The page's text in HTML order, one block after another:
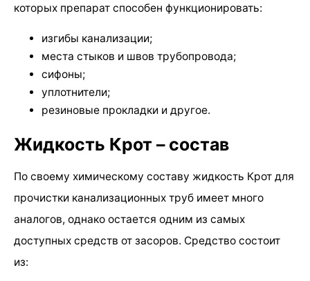
которых препарат способен функционировать:
изгибы канализации;
места стыков и швов трубопровода;
сифоны;
уплотнители;
резиновые прокладки и другое.
Жидкость Крот – состав
По своему химическому составу жидкость Крот для
прочистки канализационных труб имеет много
аналогов, однако остается одним из самых
доступных средств от засоров. Средство состоит
из: